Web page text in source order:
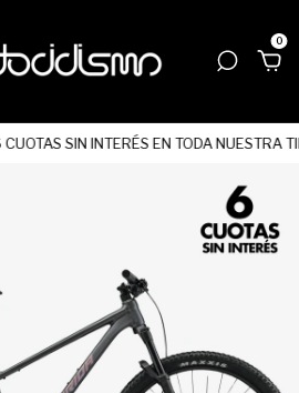
0
SIN INTERÉS EN TODA NUESTRA